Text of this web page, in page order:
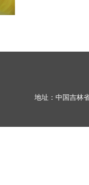
地址：中国吉林